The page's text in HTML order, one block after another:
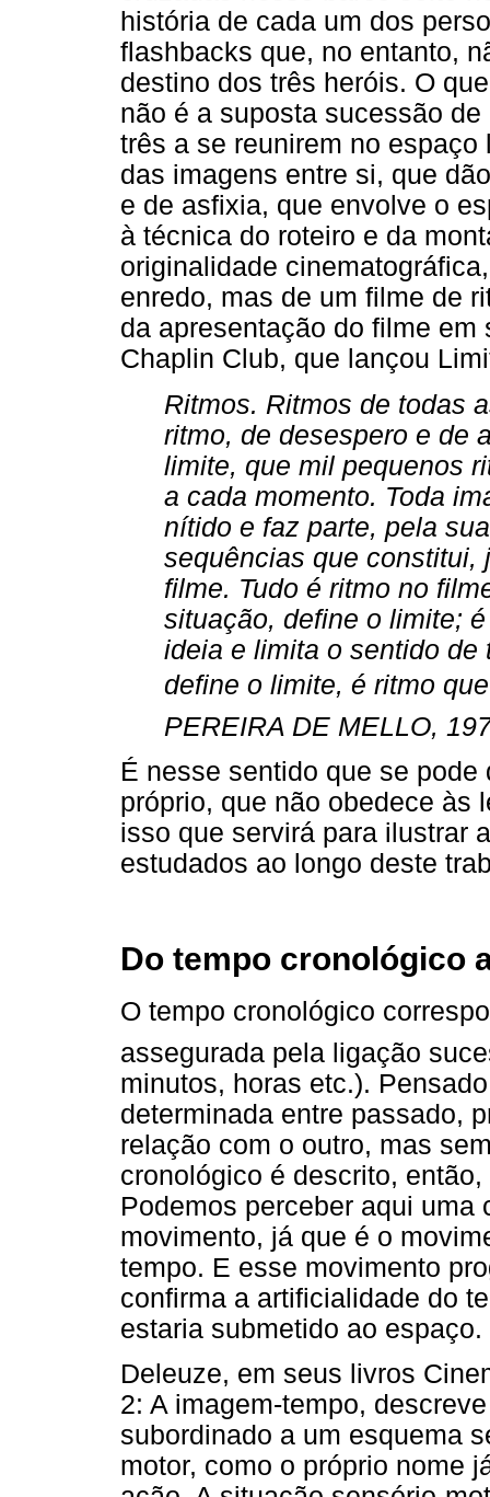
história de cada um dos
flashbacks que, no entanto,
destino dos três heróis. O
não é a suposta sucessão
três a se reunirem no
das imagens entre si, que
e de asfixia, que envolve o
à técnica do roteiro e da
originalidade
enredo, mas de um filme de
da apresentação do filme
Chaplin Club, que lançou
Ritmos. Ritmos de todas
ritmo, de desespero e de
limite, que mil pequenos
a cada momento. Toda
nítido e faz parte, pela
sequências que constitui,
filme. Tudo é ritmo no
situação, define o limite;
ideia e limita o sentido de
define o limite, é ritmo que
PEREIRA DE MELLO,
É nesse sentido que se
próprio, que não obedece às
isso que servirá para ilustrar
estudados ao longo deste
Do tempo cronológico
O tempo cronológico
assegurada pela ligação
minutos, horas etc.).
determinada entre passado,
relação com o outro, mas
cronológico é descrito,
Podemos perceber aqui uma
movimento, já que é o
tempo. E esse movimento
confirma a artificialidade do
estaria submetido ao espaço.
Deleuze, em seus livros
2: A imagem-tempo,
subordinado a um esquema
motor, como o próprio nome